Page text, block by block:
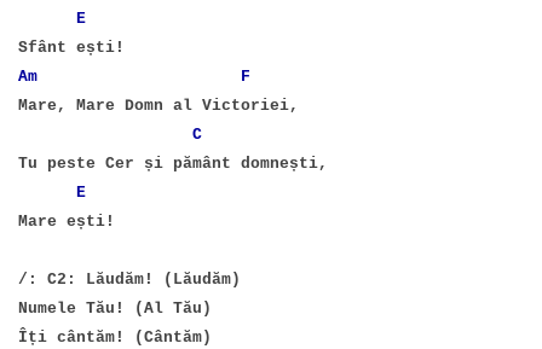
E
Sfânt ești!
Am
F
Mare, Mare Domn al Victoriei,
C
Tu peste Cer și pământ domnești,
E
Mare ești!
/: C2: Lăudăm! (Lăudăm)
Numele Tău! (Al Tău)
Îți cântăm! (Cântăm)